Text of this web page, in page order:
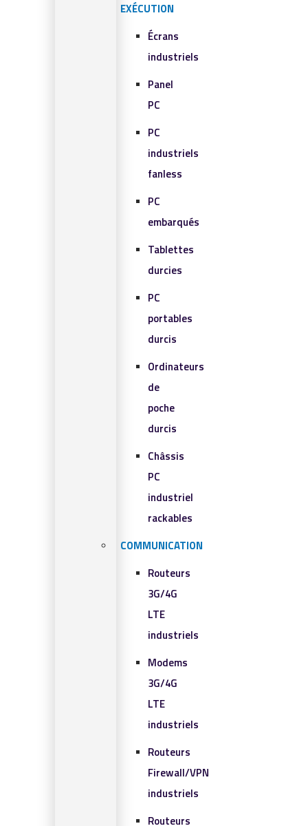
EXÉCUTION
Écrans
industriels
Panel
PC
PC
industriels
fanless
PC
embarqués
Tablettes
durcies
PC
portables
durcis
Ordinateurs
de
poche
durcis
Châssis
PC
industriel
rackables​
COMMUNICATION
Routeurs
3G/4G
LTE
industriels
Modems
3G/4G
LTE
industriels
Routeurs
Firewall/VPN
industriels
Routeurs